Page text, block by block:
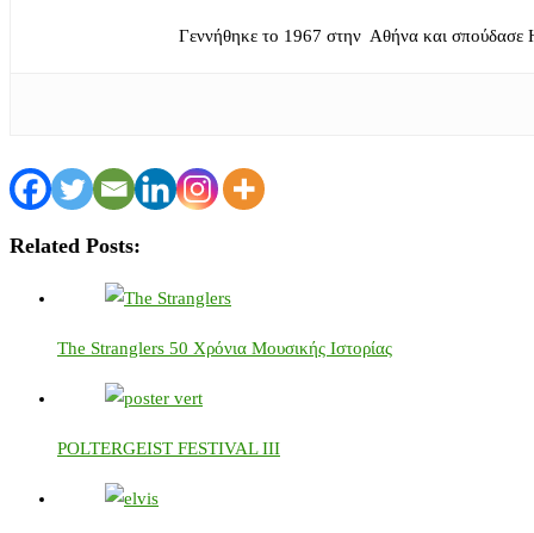
Γεννήθηκε το 1967 στην Αθήνα και σπούδασε
Related Posts:
The Stranglers 50 Χρόνια Μουσικής Ιστορίας
POLTERGEIST FESTIVAL IIΙ